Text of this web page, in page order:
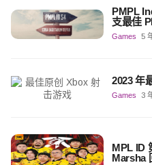
PMPL
支最佳
Games 5
2023 年
Games 3
MPL ID
Marsha